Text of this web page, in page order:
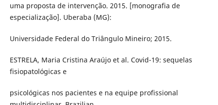
uma proposta de intervenção. 2015. [monografia de
especialização]. Uberaba (MG):
Universidade Federal do Triângulo Mineiro; 2015.
ESTRELA, Maria Cristina Araújo et al. Covid-19: sequelas
fisiopatológicas e
psicológicas nos pacientes e na equipe profissional